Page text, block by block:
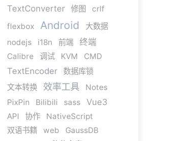
TextConverter 修图
crlf
flexbox
Android
大数据
nodejs
i18n 前端 终端
Calibre 调试 KVM CMD
TextEncoder
数据库锁
文本转换
效率工具
Notes
PixPin
Bilibili sass Vue3
API 协作
NativeScript
双语书籍
web
GaussDB